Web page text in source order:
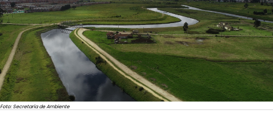
Foto: Secretaría de Ambiente